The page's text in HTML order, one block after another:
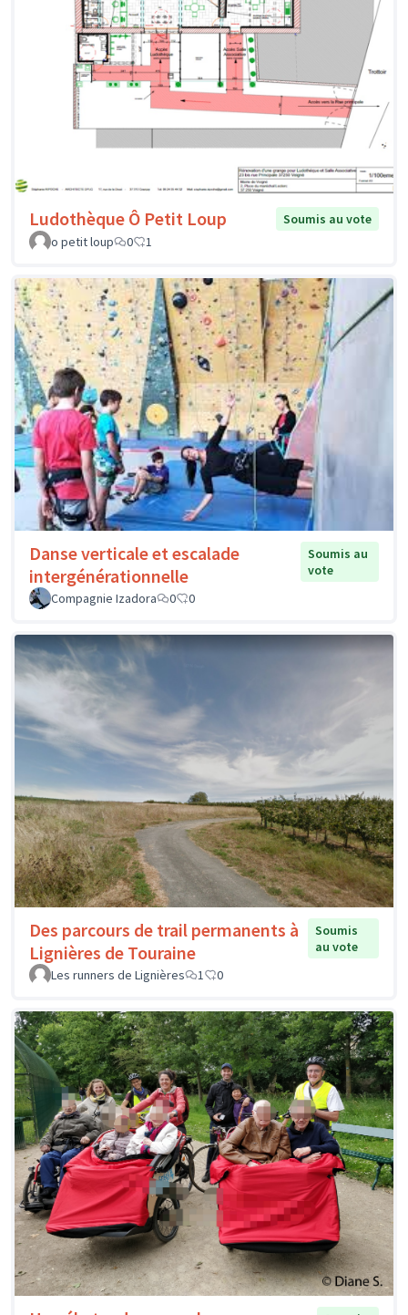
Ludothèque Ô Petit Loup
Soumis au vote
o petit loup
0 1
Danse verticale et escalade
intergénérationnelle
Soumis au
vote
Compagnie Izadora
0 0
Des parcours de trail permanents à
Lignières de Touraine
Soumis
au vote
Les runners de Lignières
1 0